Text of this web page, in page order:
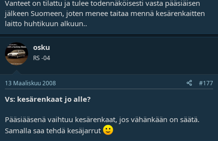
Vanteet on tilattu ja tulee todennäköisesti vasta pääsiäisen
jälkeen Suomeen, joten menee taitaa mennä kesärenkaitten
laitto huhtikuun alkuun..
osku
RS -04
13 Maaliskuu 2008 #177
Vs: kesärenkaat jo alle?
Pääsiääsenä vaihtuu kesärenkaat, jos vähänkään on säätä.
Samalla saa tehdä kesäjarrut